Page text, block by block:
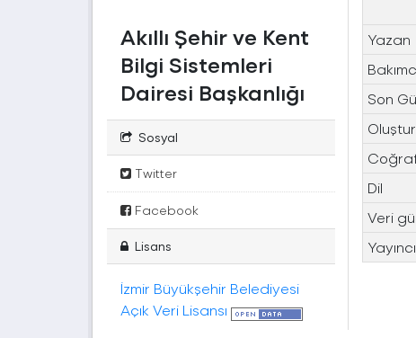
Akıllı Şehir ve Kent
Bilgi Sistemleri
Dairesi Başkanlığı
Sosyal
Twitter
Facebook
Lisans
İzmir Büyükşehir Belediyesi
Açık Veri Lisansı
Yazan
Son
Dil
Veri
Yayıncı